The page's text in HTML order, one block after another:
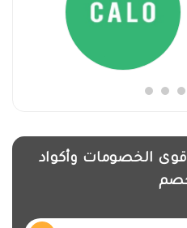
الخصومات وأكواد